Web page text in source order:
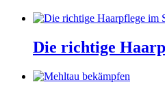
Die richtige